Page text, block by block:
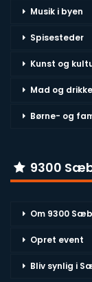
Musik i byen
Spisesteder
Kunst og
Mad og drikke
Børne- og
9300
Om 9300
Opret event
Bliv synlig i